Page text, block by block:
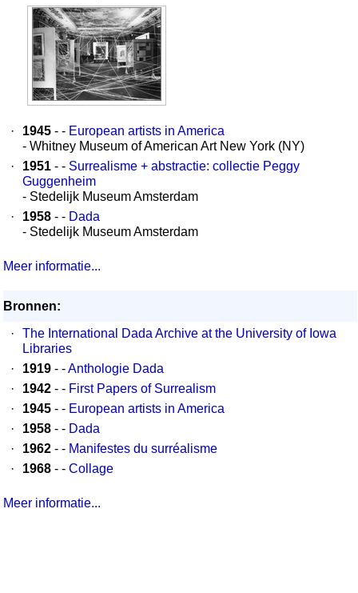
· 1945 - - European artists in America
- Whitney Museum of American Art New York (NY)
·
1951 - - Surrealisme + abstractie: collectie Peggy
Guggenheim
- Stedelijk Museum Amsterdam
·
1958 - - Dada
- Stedelijk Museum Amsterdam
Meer informatie...
Bronnen:
·
The International Dada Archive at the University of Iowa
Libraries
·
1919 - -Anthologie Dada
·
1942 - - First Papers of Surrealism
·
1945 - - European artists in America
·
1958 - - Dada
·
1962 - - Manifestes du surréalisme
·
1968 - - Collage
Meer informatie...